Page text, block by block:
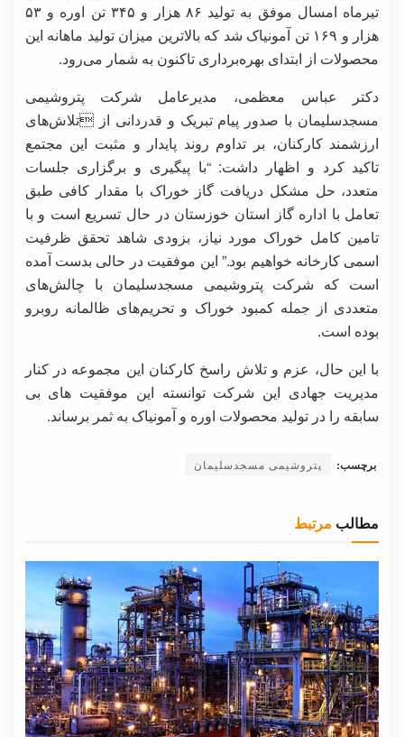
تیرماه امسال موفق به تولید ۸۶ هزار و ۳۴۵ تن اوره و ۵۳
هزار و ۱۶۹ تن آمونیاک شد که بالاترین میزان تولید ماهانه این
محصولات از ابتدای بهره‌برداری تاکنون به شمار می‌رود.
دکتر عباس معظمی، مدیرعامل شرکت پتروشیمی
مسجدسلیمان با صدور پیام تبریک و قدردانی از تلاش‌های
ارزشمند کارکنان، بر تداوم روند پایدار و مثبت این مجتمع
تاکید کرد و اظهار داشت: “با پیگیری و برگزاری جلسات
متعدد، حل مشکل دریافت گاز خوراک با مقدار کافی طبق
تعامل با اداره گاز استان خوزستان در حال تسریع است و با
تامین کامل خوراک مورد نیاز، بزودی شاهد تحقق ظرفیت
اسمی کارخانه خواهیم بود.” این موفقیت در حالی بدست آمده
است که شرکت پتروشیمی مسجدسلیمان با چالش‌های
متعددی از جمله کمبود خوراک و تحریم‌های ظالمانه روبرو
بوده است.
با این حال، عزم و تلاش راسخ کارکنان این مجموعه در کنار
مدیریت جهادی این شرکت توانسته این موفقیت های بی
سابقه را در تولید محصولات اوره و آمونیاک به ثمر برساند.
برچسب: پتروشیمی مسجدسلیمان
مطالب مرتبط